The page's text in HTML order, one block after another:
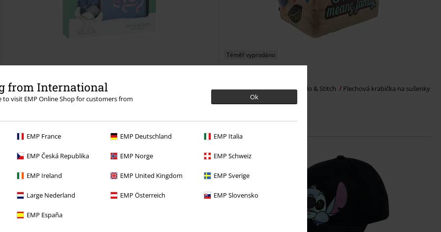
from International
to visit EMP Online Shop for customers from
Ok
EMP France EMP Deutschland EMP Italia
EMP Česká Republika EMP Norge EMP Schweiz
EMP Ireland EMP United Kingdom EMP Sverige
Large Nederland EMP Österreich EMP Slovensko
EMP España
Stitch Lilo & Stitch Fan Package
Téměř vyprodáno
Doza na sušenky Ohana Lilo & Stitch Plechová krabička na sušenky